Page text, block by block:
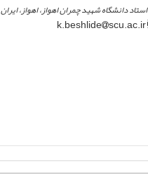
استاد دانشگاه شهید چمران اهواز، اهواز، ایران
scu.ac.ir